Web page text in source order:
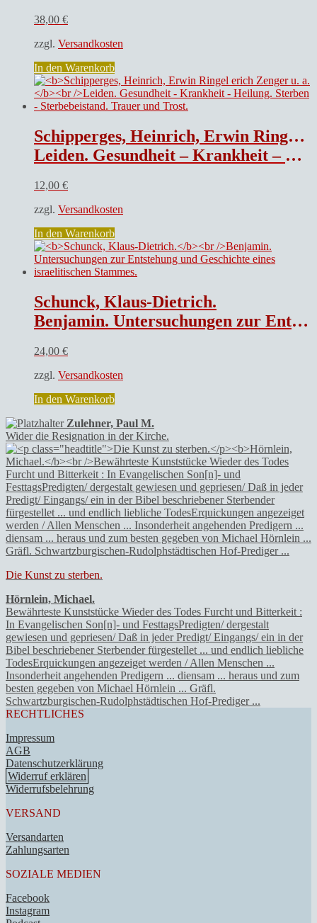
38,00 €
zzgl. Versandkosten
In den Warenkorb
Schipperges, Heinrich, Erwin Ringel erich Zenger u. a.
Leiden. Gesundheit – Krankheit – Heilung. Sterben – Sterbebeistand. Trauer und Trost.
12,00 €
zzgl. Versandkosten
In den Warenkorb
Schunck, Klaus-Dietrich.
Benjamin. Untersuchungen zur Entstehung und Geschichte eines israelitischen Stammes.
24,00 €
zzgl. Versandkosten
In den Warenkorb
Zulehner, Paul M.
Wider die Resignation in der Kirche.
Die Kunst zu sterben.
Hörnlein, Michael.
Bewährteste Kunststücke Wieder des Todes Furcht und Bitterkeit :
In Evangelischen Son[n]- und FesttagsPredigten/ dergestalt
gewiesen und gepriesen/ Daß in jeder Predigt/ Eingangs/ ein in der
Bibel beschriebener Sterbender fürgestellet ... und endlich liebliche
TodesErquickungen angezeiget werden / Allen Menschen ...
Insonderheit angehenden Predigern ... diensam ... heraus und zum
besten gegeben von Michael Hörnlein ... Gräfl.
Schwartzburgischen-Rudolphstädtischen Hof-Prediger ...
RECHTLICHES
Impressum
AGB
Datenschutzerklärung
Widerruf erklären
Widerrufsbelehrung
VERSAND
Versandarten
Zahlungsarten
SOZIALE MEDIEN
Facebook
Instagram